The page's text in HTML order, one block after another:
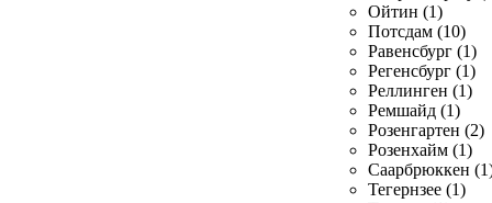
Ойтин (1)
Потсдам (10)
Равенсбург (1)
Регенсбург (1)
Реллинген (1)
Ремшайд (1)
Розенгартен (2)
Розенхайм (1)
Саарбрюккен
Тегернзее (1)